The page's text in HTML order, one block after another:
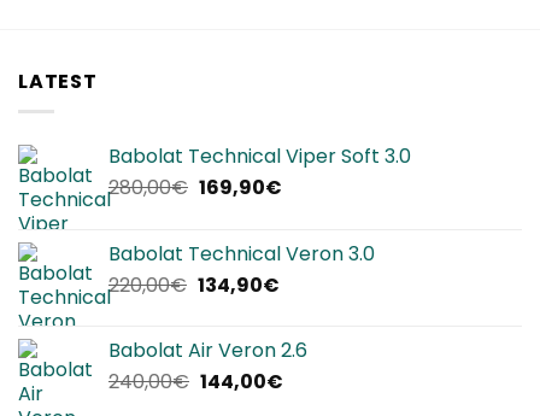
LATEST
Babolat Technical Viper Soft 3.0
280,00€ Il
era:
280,00€.
169,90€Il
è:
Babolat Technical Veron 3.0
220,00€ Il
era:
220,00€.
134,90€Il
è:
134,90€.
Babolat Air Veron 2.6
240,00€ Il
144,00€Il